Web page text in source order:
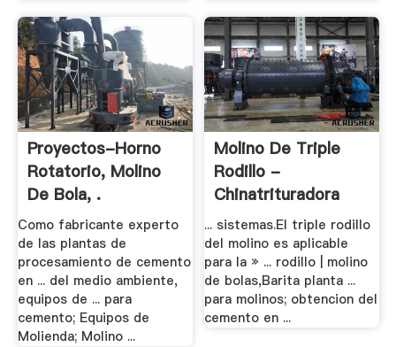
Proyectos-Horno
Rotatorio, Molino
De Bola, .
Como fabricante experto
de las plantas de
procesamiento de cemento
en ... del medio ambiente,
equipos de ... para
cemento; Equipos de
Molienda; Molino ...
Molino De Triple
Rodillo -
Chinatrituradora
... sistemas.El triple rodillo
del molino es aplicable
para la » ... rodillo | molino
de bolas,Barita planta ...
para molinos; obtencion del
cemento en ...